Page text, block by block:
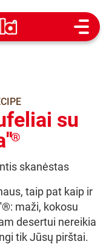
Open
su
®
skanėstas
taip pat kaip ir
maži, kokosu
desertui nereikia
tik Jūsų pirštai.